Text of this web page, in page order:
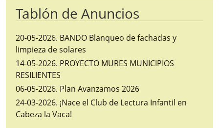
Tablón de Anuncios
20-05-2026. BANDO Blanqueo de fachadas y
limpieza de solares
14-05-2026. PROYECTO MURES MUNICIPIOS
RESILIENTES
06-05-2026. Plan Avanzamos 2026
24-03-2026. ¡Nace el Club de Lectura Infantil en
Cabeza la Vaca!